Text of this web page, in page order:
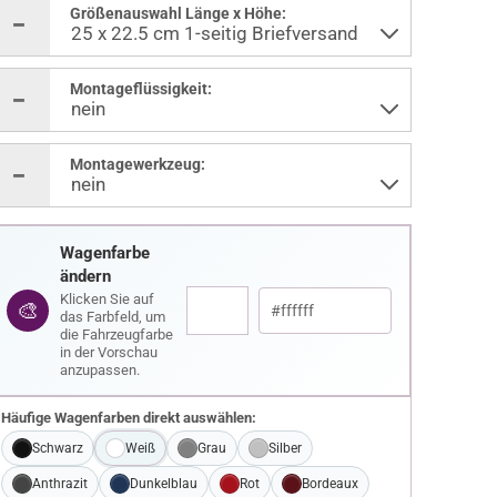
Größenauswahl Länge x Höhe:
Montageflüssigkeit:
Montagewerkzeug:
🎨
Wagenfarbe
ändern
Klicken Sie auf
das Farbfeld, um
die Fahrzeugfarbe
in der Vorschau
anzupassen.
Häufige Wagenfarben direkt auswählen:
Schwarz Weiß Grau Silber
Anthrazit Dunkelblau Rot Bordeaux